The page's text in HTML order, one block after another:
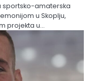
sportsko-amaterska
u Skoplju,
projekta u…